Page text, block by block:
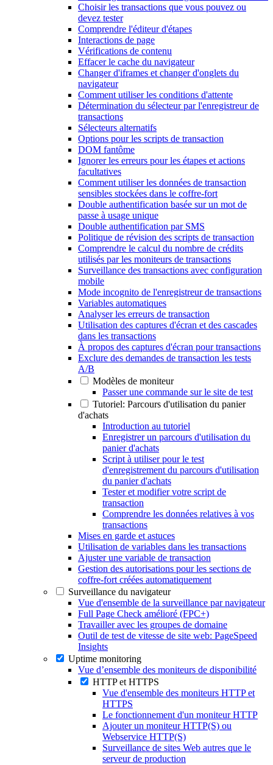
Choisir les transactions que vous pouvez ou
devez tester
Comprendre l'éditeur d'étapes
Interactions de page
Vérifications de contenu
Effacer le cache du navigateur
Changer d'iframes et changer d'onglets du
navigateur
Comment utiliser les conditions d'attente
Détermination du sélecteur par l'enregistreur de
transactions
Sélecteurs alternatifs
Options pour les scripts de transaction
DOM fantôme
Ignorer les erreurs pour les étapes et actions
facultatives
Comment utiliser les données de transaction
sensibles stockées dans le coffre-fort
Double authentification basée sur un mot de
passe à usage unique
Double authentification par SMS
Politique de révision des scripts de transaction
Comprendre le calcul du nombre de crédits
utilisés par les moniteurs de transactions
Surveillance des transactions avec configuration
mobile
Mode incognito de l'enregistreur de transactions
Variables automatiques
Analyser les erreurs de transaction
Utilisation des captures d'écran et des cascades
dans les transactions
À propos des captures d'écran pour transactions
Exclure des demandes de transaction les tests
A/B
Modèles de moniteur
Passer une commande sur le site de test
Tutoriel: Parcours d'utilisation du panier
d'achats
Introduction au tutoriel
Enregistrer un parcours d'utilisation du
panier d'achats
Script à utiliser pour le test
d'enregistrement du parcours d'utilisation
du panier d'achats
Tester et modifier votre script de
transaction
Comprendre les données relatives à vos
transactions
Mises en garde et astuces
Utilisation de variables dans les transactions
Ajuster une variable de transaction
Gestion des autorisations pour les sections de
coffre-fort créées automatiquement
Surveillance du navigateur
Vue d'ensemble de la surveillance par navigateur
Full Page Check amélioré (FPC+)
Travailler avec les groupes de domaine
Outil de test de vitesse de site web: PageSpeed
Insights
Uptime monitoring
Vue d’ensemble des moniteurs de disponibilité
HTTP et HTTPS
Vue d'ensemble des moniteurs HTTP et
HTTPS
Le fonctionnement d'un moniteur HTTP
Ajouter un moniteur HTTP(S) ou
Webservice HTTP(S)
Surveillance de sites Web autres que le
serveur de production